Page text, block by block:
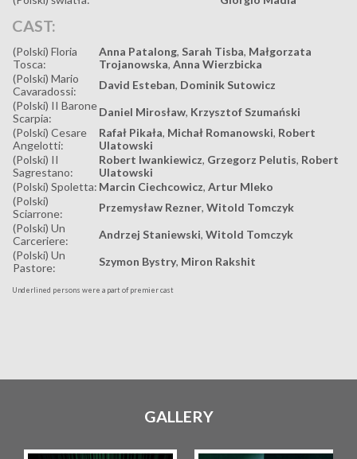
CAST:
(Polski) Floria
Tosca:
Anna Patalong, Sarah Tisba, Małgorzata
Trojanowska, Anna Wierzbicka
(Polski) Mario
Cavaradossi:
David Esteban, Dominik Sutowicz
(Polski) II Barone
Scarpia:
Daniel Mirosław, Krzysztof Szumański
(Polski) Cesare
Angelotti:
Rafał Pikała, Michał Romanowski, Robert
Ulatowski
(Polski) II
Sagrestano:
Robert Iwankiewicz, Grzegorz Pelutis, Robert
Ulatowski
(Polski) Spoletta: Marcin Ciechcowicz, Artur Mleko
(Polski)
Sciarrone:
Przemysław Rezner, Witold Tomczyk
(Polski) Un
Carceriere:
Andrzej Staniewski, Witold Tomczyk
(Polski) Un
Pastore:
Szymon Bystry, Miron Rakshit
Underlined persons were a part of premier cast
GALLERY